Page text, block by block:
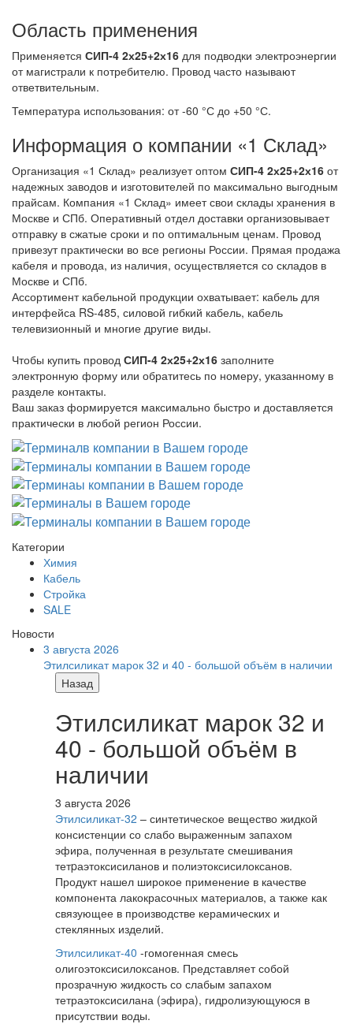
Область применения
Применяется СИП-4 2х25+2х16 для подводки электроэнергии
от магистрали к потребителю. Провод часто называют
ответвительным.
Температура использования: от -60 °С до +50 °С.
Информация о компании «1 Склад»
Организация «1 Склад» реализует оптом СИП-4 2х25+2х16 от
надежных заводов и изготовителей по максимально выгодным
прайсам. Компания «1 Склад» имеет свои склады хранения в
Москве и СПб. Оперативный отдел доставки организовывает
отправку в сжатые сроки и по оптимальным ценам. Провод
привезут практически во все регионы России. Прямая продажа
кабеля и провода, из наличия, осуществляется со складов в
Москве и СПб.
Ассортимент кабельной продукции охватывает: кабель для
интерфейса RS-485, силовой гибкий кабель, кабель
телевизионный и многие другие виды.
Чтобы купить провод СИП-4 2х25+2х16 заполните
электронную форму или обратитесь по номеру, указанному в
разделе контакты.
Ваш заказ формируется максимально быстро и доставляется
практически в любой регион России.
Категории
Химия
Кабель
Стройка
SALE
Новости
3 августа 2026
Этилсиликат марок 32 и 40 - большой объём в наличии
Назад
Этилсиликат марок 32 и
40 - большой объём в
наличии
3 августа 2026
Этилсиликат-32 – синтетическое вещество жидкой
консистенции со слабо выраженным запахом
эфира, полученная в результате смешивания
тетpаэтоксисиланов и полиэтоксисилоксанов.
Продукт нашел широкое применение в качестве
компонента лакокрасочных материалов, а также как
связующее в производстве керамических и
стеклянных изделий.
Этилсиликат-40 -гомогенная смесь
олигоэтоксисилоксанов. Представляет собой
прозрачную жидкость со слабым запахом
тетраэтоксисилана (эфира), гидролизующуюся в
присутствии воды.